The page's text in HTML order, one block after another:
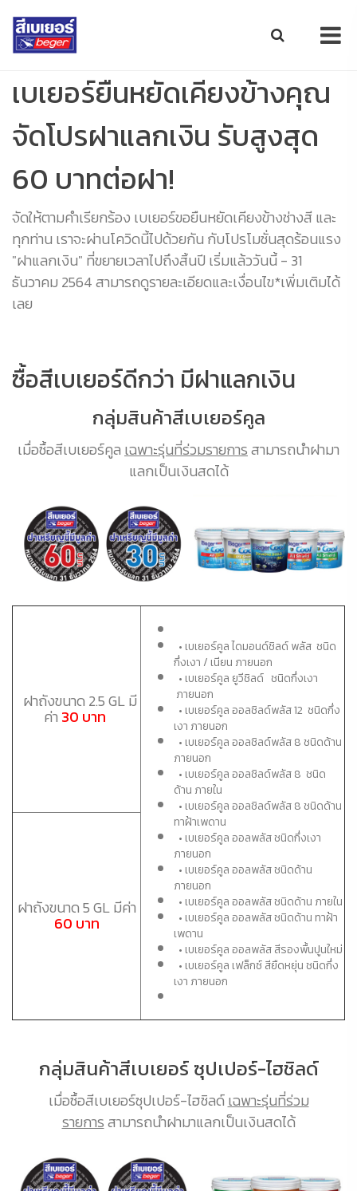
เบเยอร์ยืนหยัดเคียงข้างคุณ
จัดโปรฝาแลกเงิน รับสูงสุด
60 บาทต่อฝา!
จัดให้ตามคำเรียกร้อง เบเยอร์ขอยืนหยัดเคียงข้างช่างสี และ
ทุกท่าน เราจะผ่านโควิดนี้ไปด้วยกัน กับโปรโมชั่นสุดร้อนแรง
"ฝาแลกเงิน" ที่ขยายเวลาไปถึงสิ้นปี เริ่มแล้ววันนี้ - 31
ธันวาคม 2564 สามารถดูรายละเอียดและเงื่อนไข*เพิ่มเติมได้
เลย
ซื้อสีเบเยอร์ดีกว่า มีฝาแลกเงิน
กลุ่มสินค้าสีเบเยอร์คูล
เมื่อซื้อสีเบเยอร์คูล เฉพาะรุ่นที่ร่วมรายการสามารถนำฝามา
แลกเป็นเงินสดได้
ฝาถังขนาด 2.5 GL มี
ค่า 30 บาท
• เบเยอร์คูล ไดมอนด์ชิลด์ พลัส ชนิด
กึ่งเงา / เนียน ภายนอก
• เบเยอร์คูล ยูวีชิลด์ ชนิดกึ่งเงา
ภายนอก
• เบเยอร์คูล ออลชิลด์พลัส 12 ชนิดกึ่ง
เงา ภายนอก
• เบเยอร์คูล ออลชิลด์พลัส 8 ชนิดด้าน
ภายนอก
• เบเยอร์คูล ออลชิลด์พลัส 8 ชนิด
ด้าน ภายใน
• เบเยอร์คูล ออลชิลด์พลัส 8 ชนิดด้าน
ทาฝ้าเพดาน
• เบเยอร์คูล ออลพลัส ชนิดกึ่งเงา
ภายนอก
• เบเยอร์คูล ออลพลัส ชนิดด้าน
ภายนอก
• เบเยอร์คูล ออลพลัส ชนิดด้าน ภายใน
• เบเยอร์คูล ออลพลัส ชนิดด้าน ทาฝ้า
เพดาน
• เบเยอร์คูล ออลพลัส สีรองพื้นปูนใหม่
• เบเยอร์คูล เฟล็กซ์ สียืดหยุ่น ชนิดกึ่ง
เงา ภายนอก
ฝาถังขนาด 5 GL มีค่า
60 บาท
กลุ่มสินค้าสีเบเยอร์ ซุปเปอร์-ไฮชิลด์
เมื่อซื้อสีเบเยอร์ซุปเปอร์-ไฮชิลด์เฉพาะรุ่นที่ร่วม
รายการสามารถนำฝามาแลกเป็นเงินสดได้